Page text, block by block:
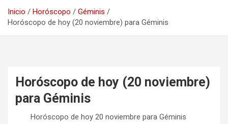
Inicio Horóscopo
Géminis
Horóscopo de hoy (20 noviembre) para Géminis
Horóscopo de hoy (20 noviembre)
para Géminis
Horóscopo de hoy 20 noviembre para Géminis